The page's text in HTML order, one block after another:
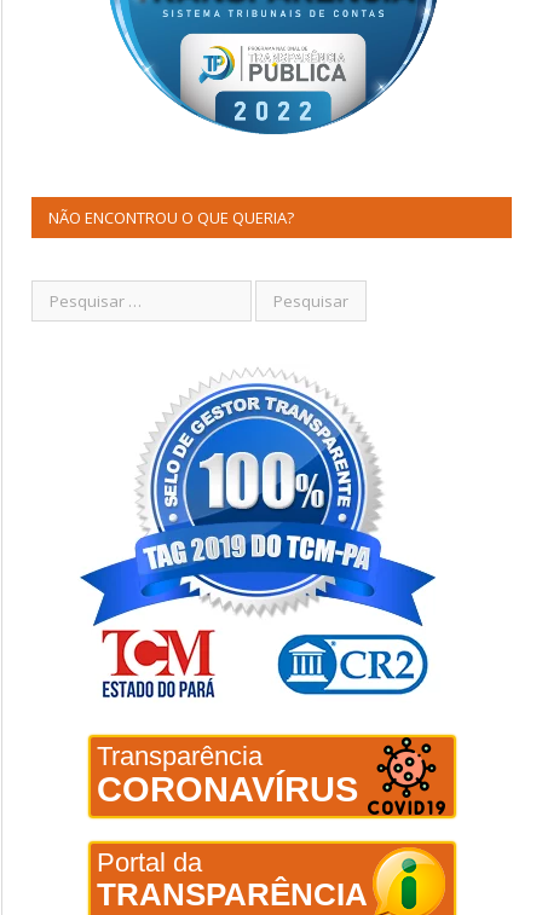
NÃO ENCONTROU O QUE QUERIA?
Transparência
CORONAVÍRUS
Portal da
TRANSPARÊNCIA